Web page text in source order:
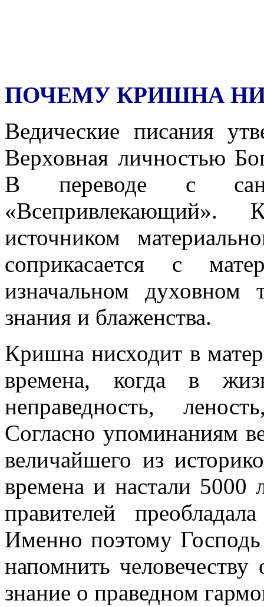
ПОЧЕМУ КРИШНА
Ведические писания
Верховная личностью
В переводе с
источником
соприкасается с
изначальном духовном
знания и блаженства.
Кришна нисходит в
времена, когда в
неправедность,
Согласно упоминаниям
величайшего из
времена и настали 5000
правителей
Именно поэтому
напомнить
знание о праведном